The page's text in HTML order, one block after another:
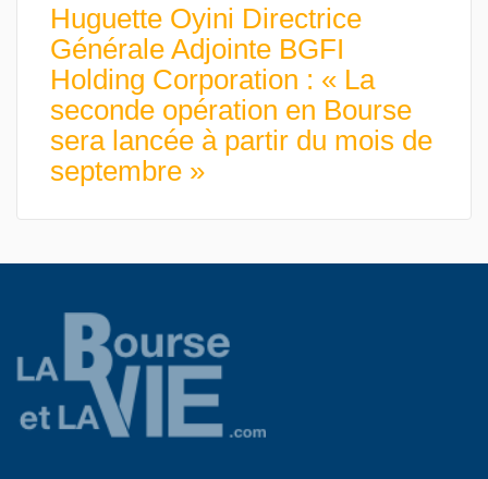
Huguette Oyini Directrice
Générale Adjointe BGFI
Holding Corporation : « La
seconde opération en Bourse
sera lancée à partir du mois de
septembre »